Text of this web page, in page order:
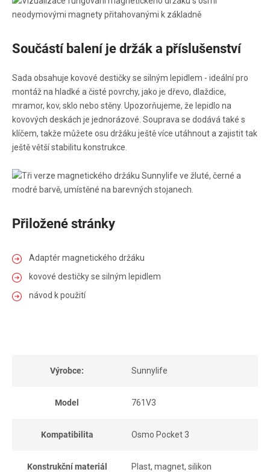
Součástí balení je držák a příslušenství
Sada obsahuje kovové destičky se silným lepidlem - ideální pro
montáž na hladké a čisté povrchy, jako je dřevo, dlaždice,
mramor, kov, sklo nebo stěny. Upozorňujeme, že lepidlo na
kovových deskách je jednorázové. Souprava se dodává také s
klíčem, takže můžete osu držáku ještě více utáhnout a zajistit tak
ještě větší stabilitu konstrukce.
Přiložené stránky
Adaptér magnetického držáku
kovové destičky se silným lepidlem
návod k použití
Výrobce: Sunnylife
Model 761V3
Kompatibilita Osmo Pocket 3
Konstrukční materiál Plast, magnet, silikon